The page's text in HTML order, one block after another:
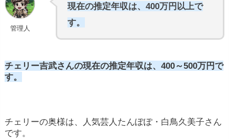
管理人
現在の推定年収は、400万円以上で
す。
チェリー吉武さんの現在の推定年収は、400～500万円で
す。
チェリーの奥様は、人気芸人たんぽぽ・白鳥久美子さん
です。